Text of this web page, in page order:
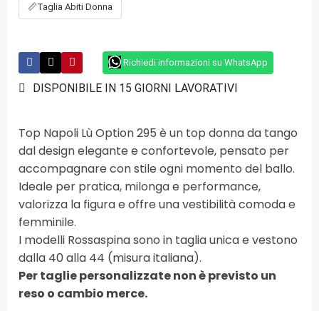
📏Taglia Abiti Donna
Richiedi informazioni su WhatsApp
DISPONIBILE IN 15 GIORNI LAVORATIVI
Top Napoli Lù Option 295 è un top donna da tango
dal design elegante e confortevole, pensato per
accompagnare con stile ogni momento del ballo.
Ideale per pratica, milonga e performance,
valorizza la figura e offre una vestibilità comoda e
femminile.
I modelli Rossaspina sono in taglia unica e vestono
dalla 40 alla 44 (misura italiana).
Per taglie personalizzate non è previsto un
reso o cambio merce.